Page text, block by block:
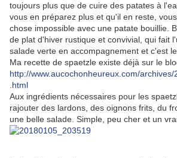
toujours plus que de cuire des patates à
vous en préparez plus et qu'il en reste,
chose impossible avec une patate bouillie.
de plat d'hiver rustique et convivial, qui fait
salade verte en accompagnement et c'est
Ma recette de spaetzle existe déjà sur le
http://www.aucochonheureux.com/
.html
Aux ingrédients nécessaires pour les
rajouter des lardons, des oignons frits, du
une belle salade. Simple, peu cher et un